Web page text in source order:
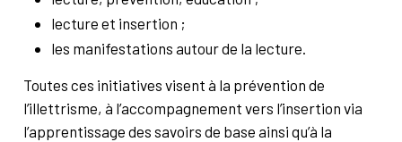
lecture et insertion ;
les manifestations autour de la lecture.
Toutes ces initiatives visent à la prévention de
l’illettrisme, à l’accompagnement vers l’insertion via
l’apprentissage des savoirs de base ainsi qu’à la